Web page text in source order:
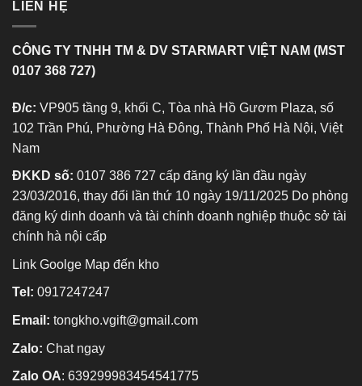
LIÊN HỆ
CÔNG TY TNHH TM & DV STARMART VIỆT NAM (MST
0107 368 727)
Đ/c: VP905 tầng 9, khối C, Tòa nhà Hồ Gươm Plaza, số
102 Trần Phú, Phường Hà Đông, Thành Phố Hà Nội, Việt
Nam
ĐKKD số: 0107 386 727 cấp đăng ký lần đầu ngày
23/03/2016, thay đổi lần thứ 10 ngày 19/11/2025 Do phòng
đăng ký dinh doanh và tài chính doanh nghiệp thuộc sở tài
chính hà nội cấp
Link Goolge Map đến kho
Tel: 0917247247
Email: tongkho.vgift@gmail.com
Zalo: Chat ngay
Zalo OA: 639299983454541775